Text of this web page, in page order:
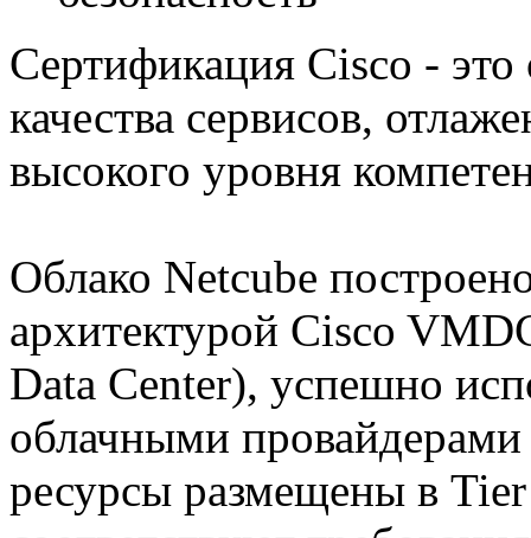
Сертификация Cisco - это
качества сервисов,
высокого уровня
Облако Netcube
архитектурой Cisco
Data Center), успешно
облачными
ресурсы размещены в